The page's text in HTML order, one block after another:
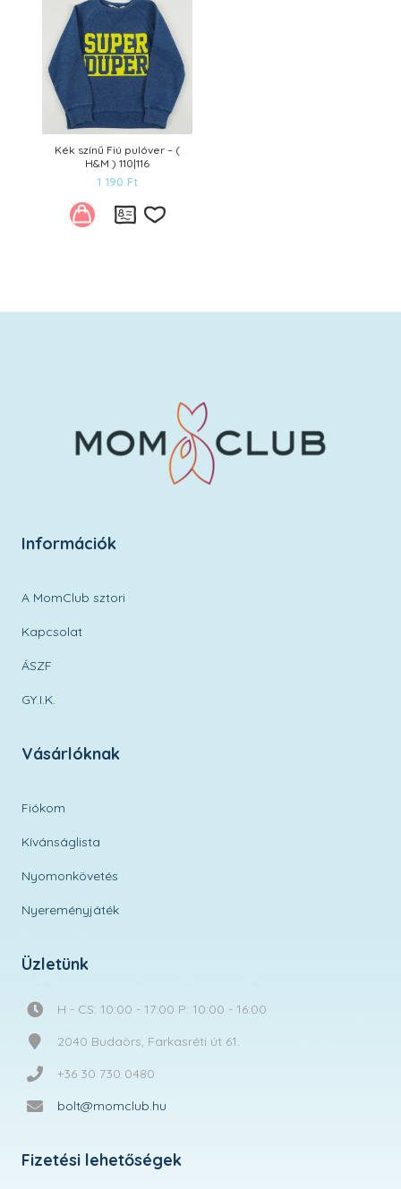
Kék színű Fiú pulóver – (
H&M ) 110|116
1 190 Ft
Információk
A MomClub sztori
Kapcsolat
ÁSZF
GY.I.K.
Vásárlóknak
Fiókom
Kívánságlista
Nyomonkövetés
Nyereményjáték
Üzletünk
H - CS: 10:00 - 17:00 P: 10:00 - 16:00
2040 Budaörs, Farkasréti út 61.
+36 30 730 0480
bolt@momclub.hu
Fizetési lehetőségek